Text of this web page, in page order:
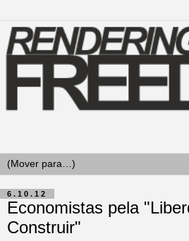
6.10.12
Economistas pela
Construir"